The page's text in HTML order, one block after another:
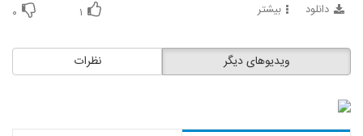
دانلود بیشتر ۱ ۰
نظرات ویدیوهای دیگر